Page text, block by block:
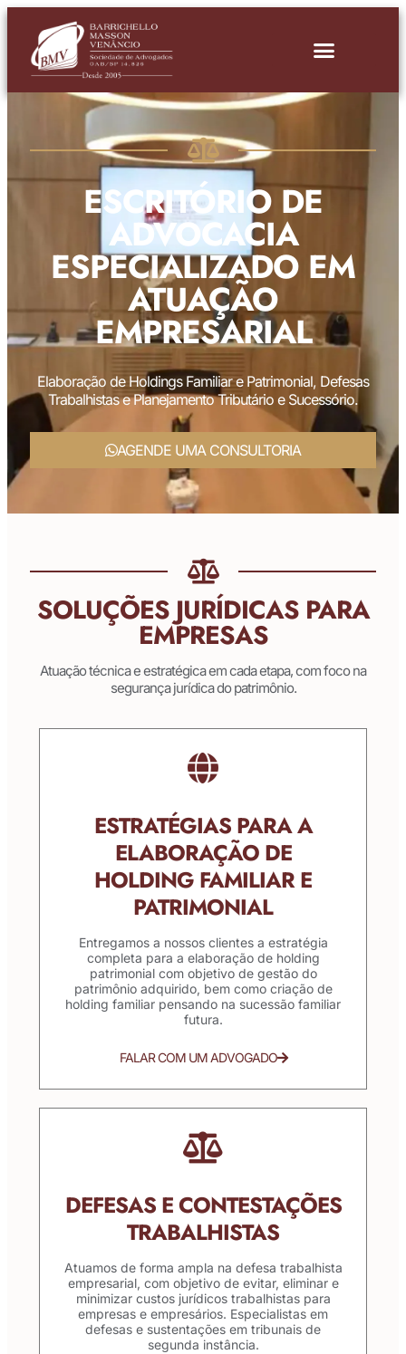
ESCRITÓRIO DE
ADVOCACIA
ESPECIALIZADO EM
ATUAÇÃO
EMPRESARIAL
Elaboração de Holdings Familiar e Patrimonial, Defesas
Trabalhistas e Planejamento Tributário e Sucessório.
AGENDE UMA CONSULTORIA
SOLUÇÕES JURÍDICAS PARA
EMPRESAS
Atuação técnica e estratégica em cada etapa, com foco na
segurança jurídica do patrimônio.
ESTRATÉGIAS PARA A
ELABORAÇÃO DE
HOLDING FAMILIAR E
PATRIMONIAL
Entregamos a nossos clientes a estratégia
completa para a elaboração de holding
patrimonial com objetivo de gestão do
patrimônio adquirido, bem como criação de
holding familiar pensando na sucessão familiar
futura.
FALAR COM UM ADVOGADO
DEFESAS E CONTESTAÇÕES
TRABALHISTAS
Atuamos de forma ampla na defesa trabalhista
empresarial, com objetivo de evitar, eliminar e
minimizar custos jurídicos trabalhistas para
empresas e empresários. Especialistas em
defesas e sustentações em tribunais de
segunda instância.